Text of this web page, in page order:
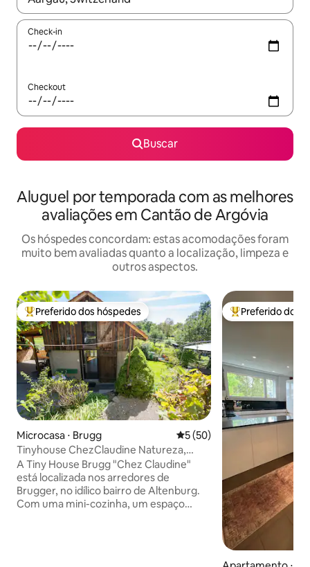
Check-in
Checkout
Buscar
Aluguel por temporada com as melhores
avaliações em Cantão de Argóvia
Os hóspedes concordam: estas acomodações foram
muito bem avaliadas quanto a localização, limpeza e
outros aspectos.
Entre os melhores preferidos dos hóspedes
Preferido dos hóspedes
Microcasa ⋅ Brugg 5 de uma avaliação média
5 (50)
Tinyhouse ChezClaudine Natureza,
Relaxamento, Jardim, Aare
A Tiny House Brugg "Chez Claudine"
está localizada nos arredores de
Brugger, no idílico bairro de Altenburg.
Com uma mini-cozinha, um espaço
Entre os
Preferido dos